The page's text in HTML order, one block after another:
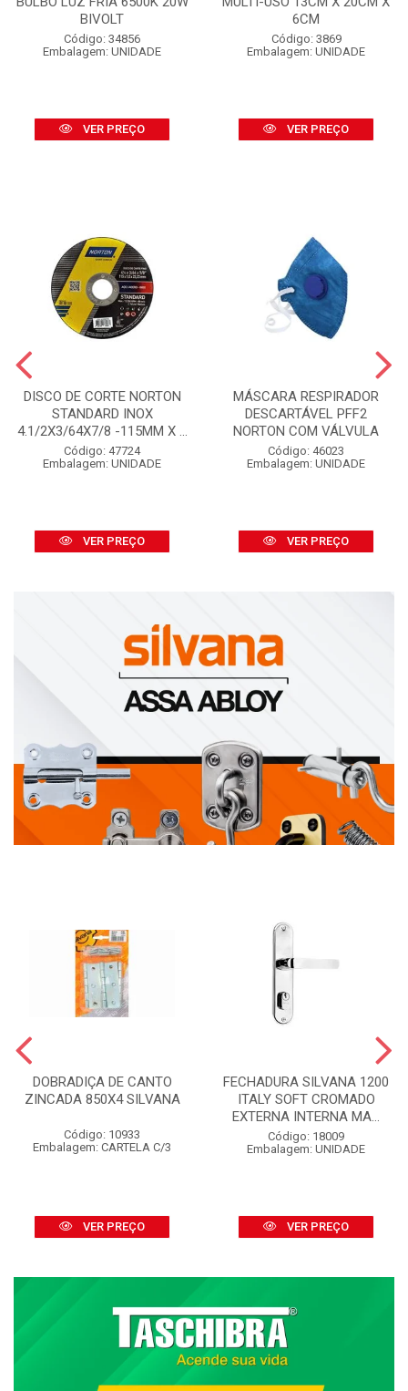
BIVOLT
Código: 34856
Embalagem: UNIDADE
VER PREÇO
6CM
Código: 3869
Embalagem: UNIDADE
VER PREÇO
DISCO DE CORTE NORTON
STANDARD INOX
4.1/2X3/64X7/8 -115MM X ...
Código: 47724
Embalagem: UNIDADE
VER PREÇO
MÁSCARA RESPIRADOR
DESCARTÁVEL PFF2
NORTON COM VÁLVULA
Código: 46023
Embalagem: UNIDADE
VER PREÇO
DOBRADIÇA DE CANTO
ZINCADA 850X4 SILVANA
Código: 10933
Embalagem: CARTELA C/3
VER PREÇO
FECHADURA SILVANA 1200
ITALY SOFT CROMADO
EXTERNA INTERNA MA...
Código: 18009
Embalagem: UNIDADE
VER PREÇO